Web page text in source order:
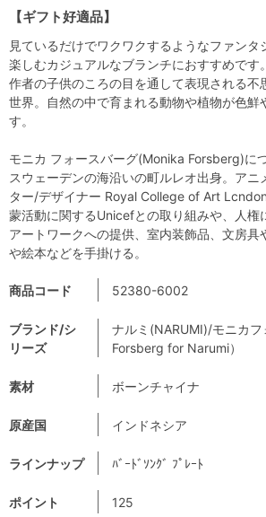
【ギフト好適品】
商品コード 52380-6002
ブランド/シ
リーズ
ナルミ(NARUMI)/モニカ
Forsberg for Narumi）
素材 ボーンチャイナ
原産国 インドネシア
ラインナップ ﾊﾞｰﾄﾞｿﾝｸﾞ ﾌﾟﾚｰﾄ
ポイント 125
見ているだけでワクワクするようなファンタ
楽しむカジュアルなブランチにおすすめです。
作者の子供のころの目を通して表現される不
世界。自然の中で育まれる動物や植物が色鮮
す。
モニカ フォースバーグ(Monika Forsberg)に
スウェーデンの海沿いの町ルレオ出身。アニ
ター/デザイナー Royal College of Art
蒙活動に関するUnicefとの取り組みや、人権
アートワークへの提供、室内装飾品、文房具
や絵本などを手掛ける。